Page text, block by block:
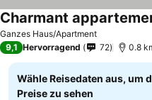
Ganzes Haus/Apartment
Charmant
9,1 Hervorragend 72 0.8
Wähle Reisedaten aus, um
Preise zu sehen